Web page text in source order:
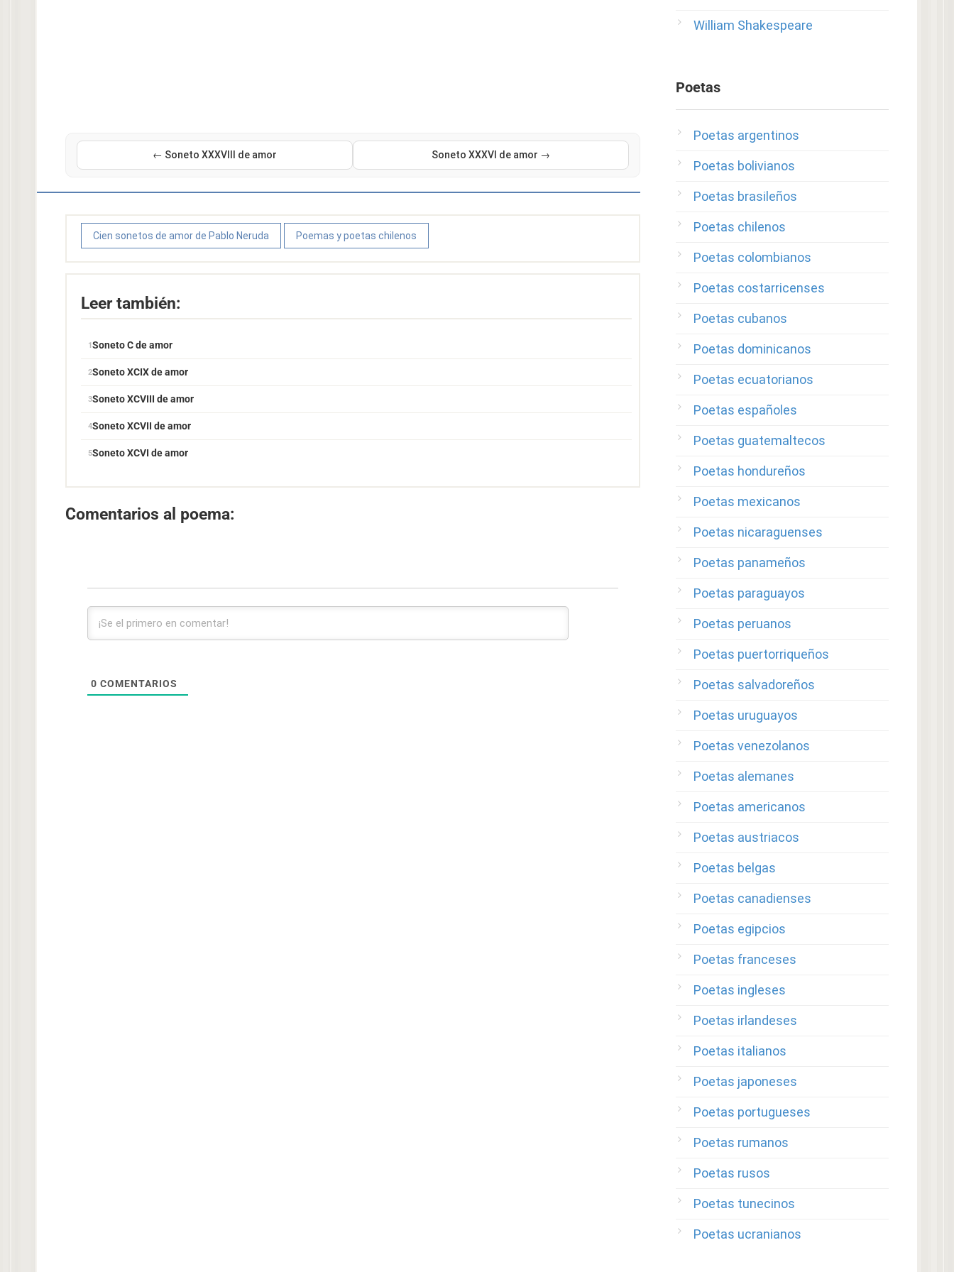
← Soneto XXXVIII de amor Soneto XXXVI de amor →
Cien sonetos de amor de Pablo Neruda Poemas y poetas chilenos
Leer también:
Soneto C de amor
Soneto XCIX de amor
Soneto XCVIII de amor
Soneto XCVII de amor
Soneto XCVI de amor
Comentarios al poema:
0 COMENTARIOS
William Shakespeare
Poetas
Poetas argentinos
Poetas bolivianos
Poetas brasileños
Poetas chilenos
Poetas colombianos
Poetas costarricenses
Poetas cubanos
Poetas dominicanos
Poetas ecuatorianos
Poetas españoles
Poetas guatemaltecos
Poetas hondureños
Poetas mexicanos
Poetas nicaraguenses
Poetas panameños
Poetas paraguayos
Poetas peruanos
Poetas puertorriqueños
Poetas salvadoreños
Poetas uruguayos
Poetas venezolanos
Poetas alemanes
Poetas americanos
Poetas austriacos
Poetas belgas
Poetas canadienses
Poetas egipcios
Poetas franceses
Poetas ingleses
Poetas irlandeses
Poetas italianos
Poetas japoneses
Poetas portugueses
Poetas rumanos
Poetas rusos
Poetas tunecinos
Poetas ucranianos